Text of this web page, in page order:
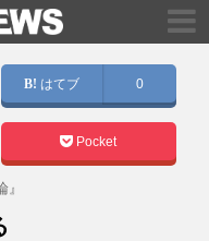
はてブ 0
Pocket